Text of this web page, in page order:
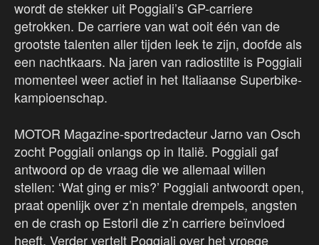
wordt de stekker uit Poggiali’s GP-carriere
getrokken. De carriere van wat ooit één van de
grootste talenten aller tijden leek te zijn, doofde als
een nachtkaars. Na jaren van radiostilte is Poggiali
momenteel weer actief in het Italiaanse Superbike-
kampioenschap.
MOTOR Magazine-sportredacteur Jarno van Osch
zocht Poggiali onlangs op in Italië. Poggiali gaf
antwoord op de vraag die we allemaal willen
stellen: ‘Wat ging er mis?’ Poggiali antwoordt open,
praat openlijk over z’n mentale drempels, angsten
en de crash op Estoril die z’n carriere beïnvloed
heeft. Verder vertelt Poggiali over het vroege